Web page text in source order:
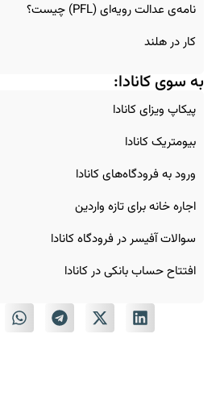
نامه‌ی عدالت رویه‌ای (PFL) چیست؟
کار در هلند
به سوی کانادا:
پیکاپ ویزای کانادا
بیومتریک کانادا
ورود به فرودگاه‌های کانادا
اجاره خانه برای تازه‌ واردین
سوالات آفیسر در فرودگاه کانادا
افتتاح حساب بانکی در کانادا